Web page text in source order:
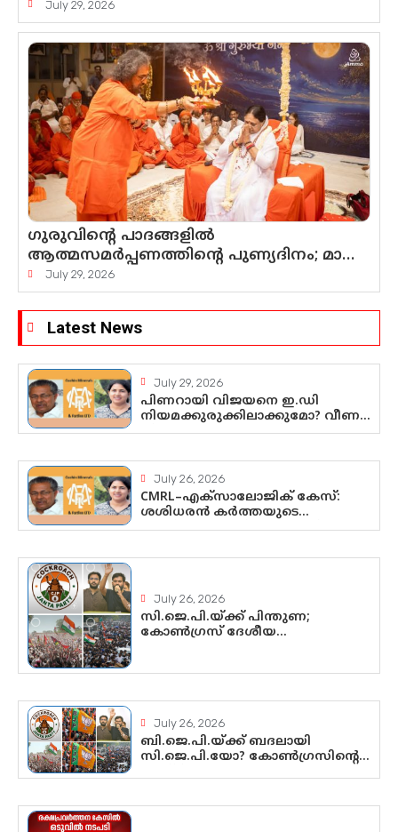
സംവിധാനത്തെ ചോദ്യം ചെയ്ത്
കോയയുടെ പോരാട്ടം
July 29, 2026
ഗുരുവിന്റെ പാദങ്ങളിൽ
ആത്മസമർപ്പണത്തിന്റെ പുണ്യദിനം; മാതാ
അമൃതാനന്ദമയി മഠത്തിൽ
ഭക്തിസാന്ദ്രമായി ഗുരുപൂർണിമ
ആഘോഷം
July 29, 2026
Latest News
July 29, 2026
പിണറായി വിജയനെ ഇ.ഡി
നിയമക്കുരുക്കിലാക്കുമോ? വീണ
വിജയൻ മാപ്പുസാക്ഷിയാകുമോ?
വഴിത്തിരിവാകുമോ?
July 26, 2026
CMRL–എക്‌സാലോജിക് കേസ്:
ശശിധരൻ കർത്തയുടെ
മൊഴിയുടെ അടിസ്ഥാനത്തിൽ
ചെയ്യുന്നതിൽ ഉടൻ തീരുമാനം;
July 26, 2026
സി.ജെ.പി.യ്ക്ക് പിന്തുണ;
കോൺഗ്രസ് ദേശീയ
വിലയിരുത്തൽ
July 26, 2026
ബി.ജെ.പി.യ്ക്ക് ബദലായി
സി.ജെ.പി.യോ? കോൺഗ്രസിന്റെ
ഉയർന്നുകഴിഞ്ഞോ? ഇന്ത്യൻ